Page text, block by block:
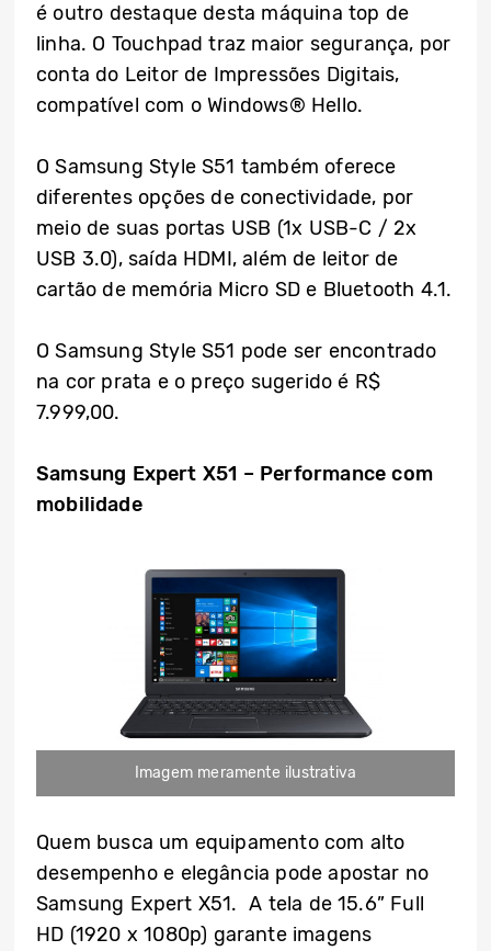
é outro destaque desta máquina top de
linha. O Touchpad traz maior segurança, por
conta do Leitor de Impressões Digitais,
compatível com o Windows® Hello.
O Samsung Style S51 também oferece
diferentes opções de conectividade, por
meio de suas portas USB (1x USB-C / 2x
USB 3.0), saída HDMI, além de leitor de
cartão de memória Micro SD e Bluetooth 4.1.
O Samsung Style S51 pode ser encontrado
na cor prata e o preço sugerido é R$
7.999,00.
Samsung Expert X51 – Performance com
mobilidade
Imagem meramente ilustrativa
Quem busca um equipamento com alto
desempenho e elegância pode apostar no
Samsung Expert X51. A tela de 15.6” Full
HD (1920 x 1080p) garante imagens